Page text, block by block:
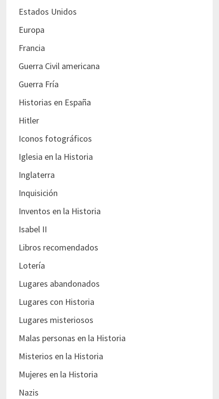
Estados Unidos
Europa
Francia
Guerra Civil americana
Guerra Fría
Historias en España
Hitler
Iconos fotográficos
Iglesia en la Historia
Inglaterra
Inquisición
Inventos en la Historia
Isabel II
Libros recomendados
Lotería
Lugares abandonados
Lugares con Historia
Lugares misteriosos
Malas personas en la Historia
Misterios en la Historia
Mujeres en la Historia
Nazis